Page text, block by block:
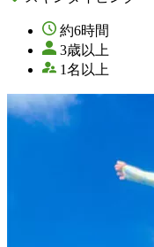
約6時間
3歳以上
1名以上